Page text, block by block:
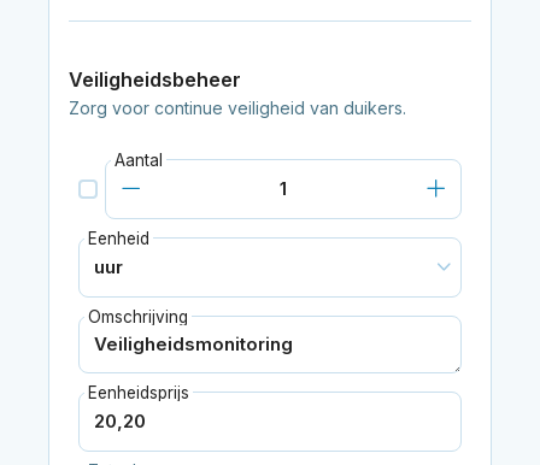
Veiligheidsbeheer
Zorg voor continue veiligheid van duikers.
Aantal
Eenheid
Omschrijving
Eenheidsprijs